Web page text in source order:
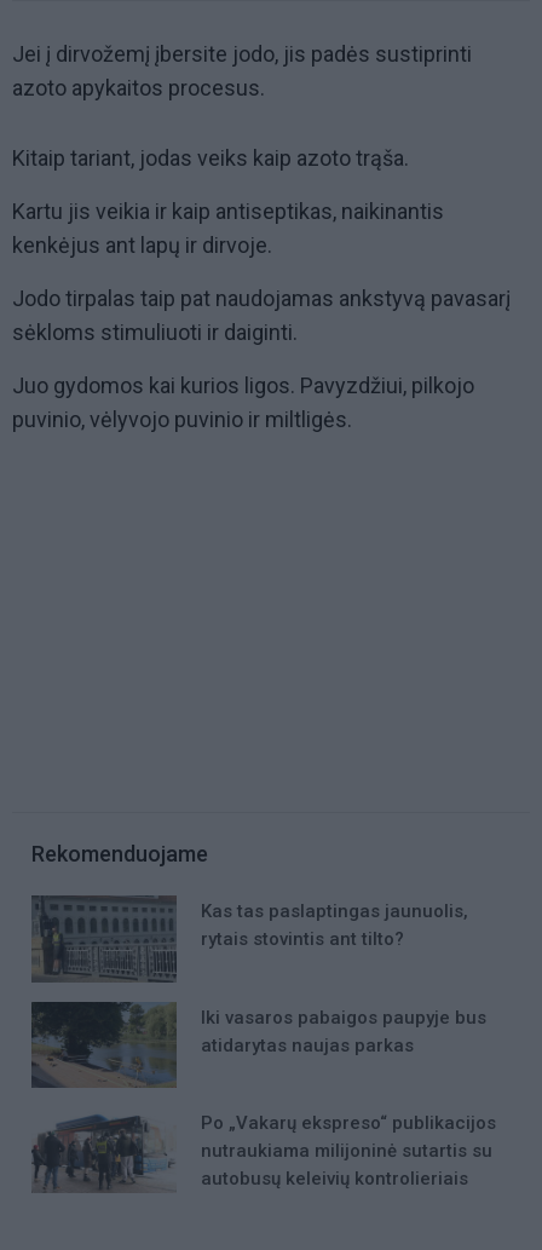
Jei į dirvožemį įbersite jodo, jis padės sustiprinti
azoto apykaitos procesus.
Kitaip tariant, jodas veiks kaip azoto trąša.
Kartu jis veikia ir kaip antiseptikas, naikinantis
kenkėjus ant lapų ir dirvoje.
Jodo tirpalas taip pat naudojamas ankstyvą pavasarį
sėkloms stimuliuoti ir daiginti.
Juo gydomos kai kurios ligos. Pavyzdžiui, pilkojo
puvinio, vėlyvojo puvinio ir miltligės.
Rekomenduojame
Kas tas paslaptingas jaunuolis,
rytais stovintis ant tilto?
Iki vasaros pabaigos paupyje bus
atidarytas naujas parkas
Po „Vakarų ekspreso“ publikacijos
nutraukiama milijoninė sutartis su
autobusų keleivių kontrolieriais